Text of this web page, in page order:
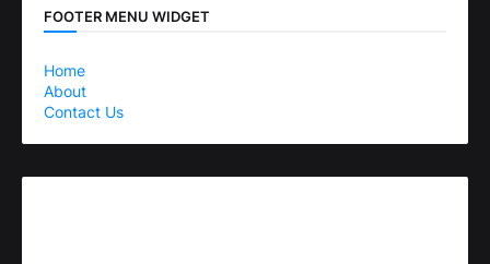
FOOTER MENU WIDGET
Home
About
Contact Us